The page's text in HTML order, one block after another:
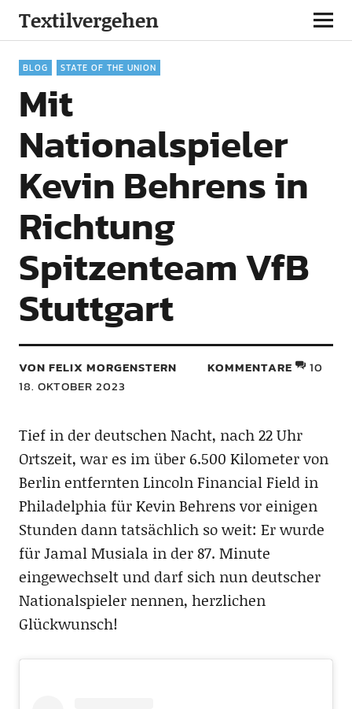
Textilvergehen
BLOG STATE OF THE UNION
Mit
Nationalspieler
Kevin Behrens in
Richtung
Spitzenteam VfB
Stuttgart
VON FELIX MORGENSTERN
18. OKTOBER 2023
KOMMENTARE 10
Tief in der deutschen Nacht, nach 22 Uhr
Ortszeit, war es im über 6.500 Kilometer von
Berlin entfernten Lincoln Financial Field in
Philadelphia für Kevin Behrens vor einigen
Stunden dann tatsächlich so weit: Er wurde
für Jamal Musiala in der 87. Minute
eingewechselt und darf sich nun deutscher
Nationalspieler nennen, herzlichen
Glückwunsch!